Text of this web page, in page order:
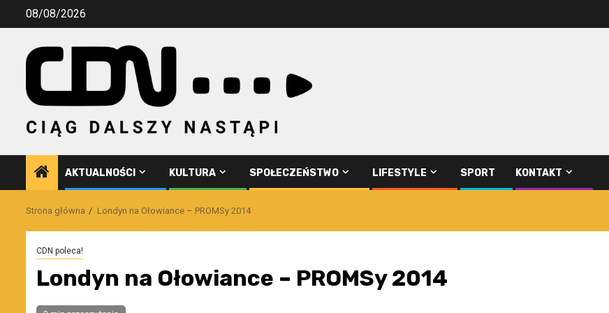
Przejdź08/08/2026
AKTUALNOŚCI KULTURA SPOŁECZEŃSTWO LIFESTYLE SPORT KONTAKT
Strona główna Londyn na Ołowiance – PROMSy 2014
CDN poleca!
Londyn na Ołowiance – PROMSy 2014